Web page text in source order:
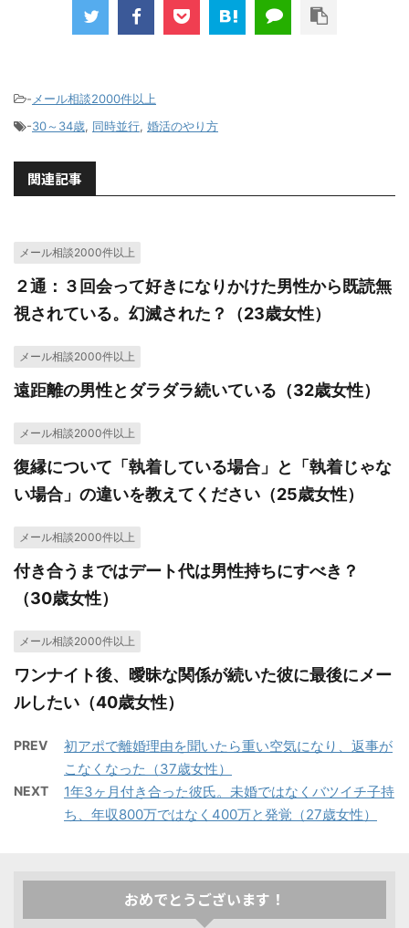
- メール相談2000件以上
-30～34歳, 同時並行, 婚活のやり方
関連記事
メール相談2000件以上
２通：３回会って好きになりかけた男性から既読無
視されている。幻滅された？（23歳女性）
メール相談2000件以上
遠距離の男性とダラダラ続いている（32歳女性）
メール相談2000件以上
復縁について「執着している場合」と「執着じゃな
い場合」の違いを教えてください（25歳女性）
メール相談2000件以上
付き合うまではデート代は男性持ちにすべき？
（30歳女性）
メール相談2000件以上
ワンナイト後、曖昧な関係が続いた彼に最後にメー
ルしたい（40歳女性）
PREV
初アポで離婚理由を聞いたら重い空気になり、返事が
こなくなった（37歳女性）
NEXT
1年3ヶ月付き合った彼氏。未婚ではなくバツイチ子持
ち、年収800万ではなく400万と発覚（27歳女性）
おめでとうございます！